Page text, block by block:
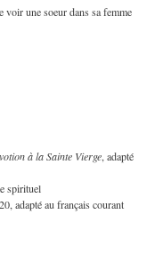
voir une soeur dans sa femme
à la Sainte Vierge, adapté
spirituel
adapté au français courant